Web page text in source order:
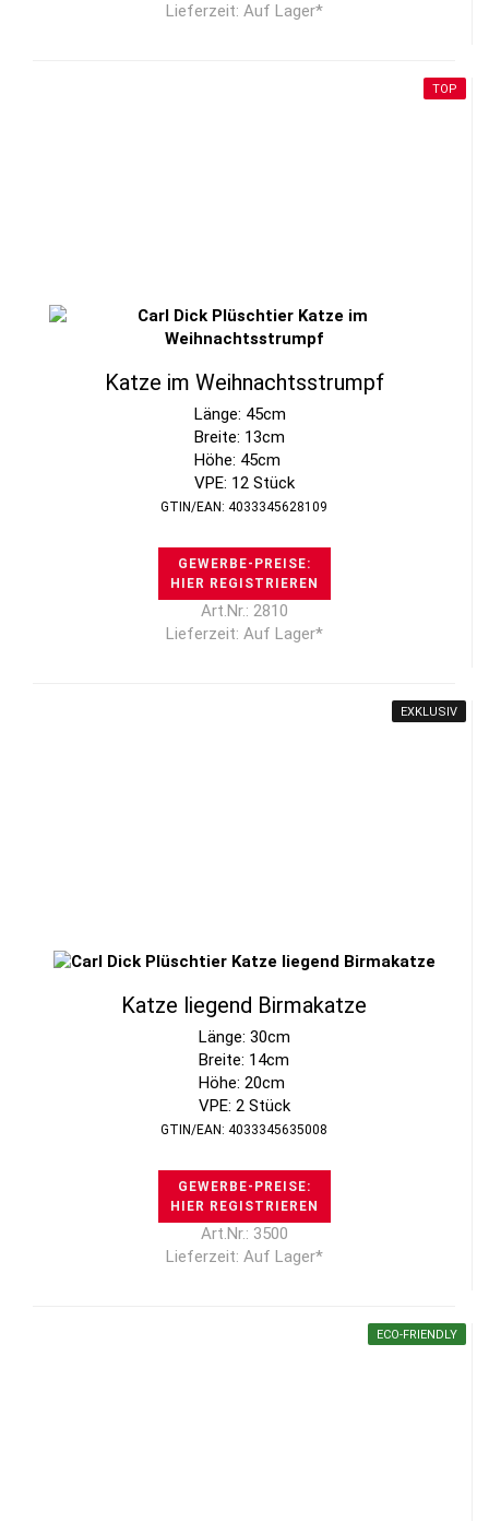
Lieferzeit: Auf Lager*
TOP
Katze im Weihnachtsstrumpf
Länge: 45cm
Breite: 13cm
Höhe: 45cm
VPE: 12 Stück
GTIN/EAN: 4033345628109
GEWERBE-PREISE:
HIER REGISTRIEREN
Art.Nr.: 2810
Lieferzeit: Auf Lager*
EXKLUSIV
Katze liegend Birmakatze
Länge: 30cm
Breite: 14cm
Höhe: 20cm
VPE: 2 Stück
GTIN/EAN: 4033345635008
GEWERBE-PREISE:
HIER REGISTRIEREN
Art.Nr.: 3500
Lieferzeit: Auf Lager*
ECO-FRIENDLY